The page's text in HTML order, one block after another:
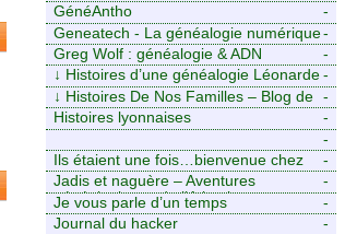
-
GénéAntho
-
Geneatech - La généalogie numérique
à portée de tous
-
Greg Wolf : généalogie & ADN
-
↓ Histoires d’une généalogie Léonarde
-
↓ Histoires De Nos Familles – Blog de
généalogie
-
Histoires lyonnaises
-
https://
-
Ils étaient une fois…bienvenue chez
mes ancêtres. – Une histoire
tourangelle, mais pas seulement.
-
Jadis et naguère – Aventures
généalogiques de l’Atlantique aux
contreforts des Alpes
-
Je vous parle d’un temps
-
Journal du hacker